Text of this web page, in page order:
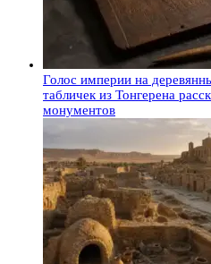
Голос империи на
табличек из Тонгерена
монументов